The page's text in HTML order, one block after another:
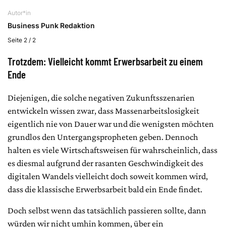
Autor*in
Business Punk Redaktion
Seite 2 / 2
Trotzdem: Vielleicht kommt Erwerbsarbeit zu einem
Ende
Diejenigen, die solche negativen Zukunftsszenarien
entwickeln wissen zwar, dass Massenarbeitslosigkeit
eigentlich nie von Dauer war und die wenigsten möchten
grundlos den Untergangspropheten geben. Dennoch
halten es viele Wirtschaftsweisen für wahrscheinlich, dass
es diesmal aufgrund der rasanten Geschwindigkeit des
digitalen Wandels vielleicht doch soweit kommen wird,
dass die klassische Erwerbsarbeit bald ein Ende findet.
Doch selbst wenn das tatsächlich passieren sollte, dann
würden wir nicht umhin kommen, über ein